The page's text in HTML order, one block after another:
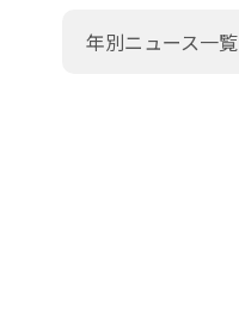
年別ニュース一覧